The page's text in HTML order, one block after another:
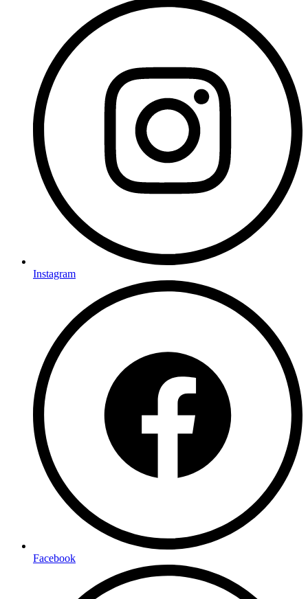
Instagram
Facebook